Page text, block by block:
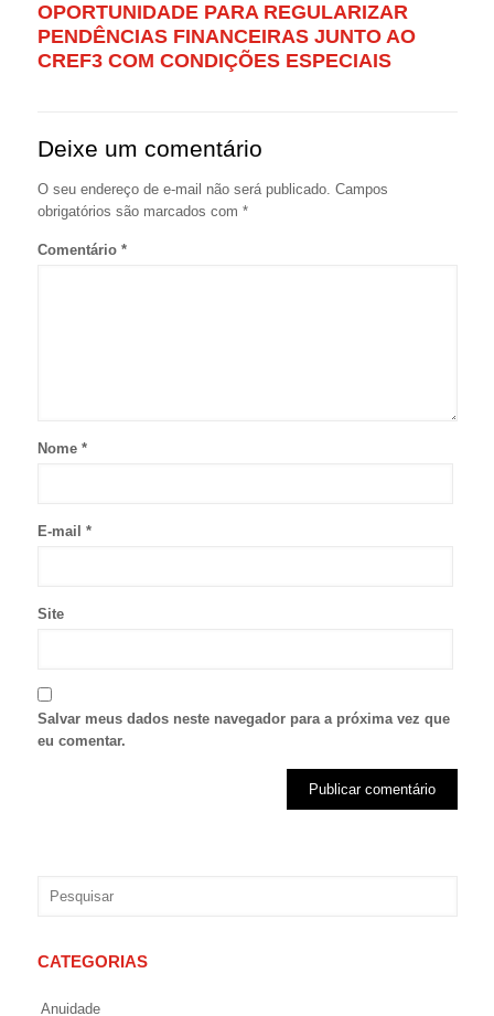
OPORTUNIDADE PARA REGULARIZAR
PENDÊNCIAS FINANCEIRAS JUNTO AO
CREF3 COM CONDIÇÕES ESPECIAIS
Deixe um comentário
O seu endereço de e-mail não será publicado. Campos
obrigatórios são marcados com *
Comentário *
Nome *
E-mail *
Site
Salvar meus dados neste navegador para a próxima vez que
eu comentar.
CATEGORIAS
Anuidade